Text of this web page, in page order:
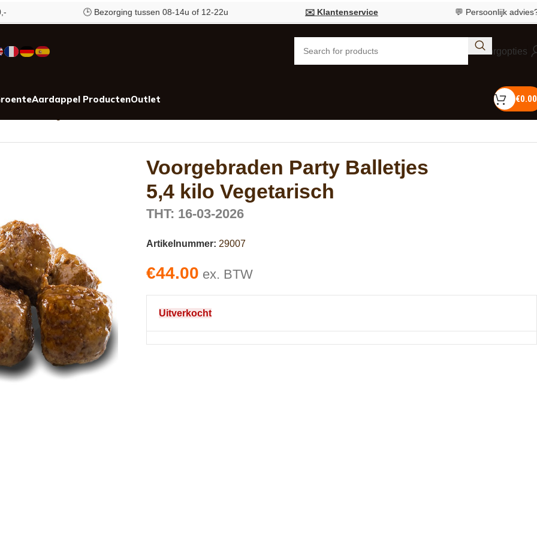
🕒 Bezorging tussen 08-14u of 12-22u ✉️ Klantenservice 💬 Persoonlijk advies?Bel
Bezorgopties
Aardappel ProductenOutlet €0.00
Voorgebraden Party Balletjes
5,4 kilo Vegetarisch
THT: 16-03-2026
Artikelnummer: 29007
€44.00 ex. BTW
Uitverkocht